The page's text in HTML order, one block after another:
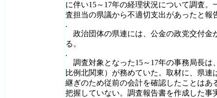
に伴い15～17年の経理状況について調査
査担当の県議から不適切支出があったと報
.
政治団体の県連には、公金の政党交付金
る。
.
調査対象となった15～17年の事務局長は
比例北関東）が務めていた。取材に、県
継ぎのため従前の会計を確認したことはあ
把握していない。調査報告書を作成した事